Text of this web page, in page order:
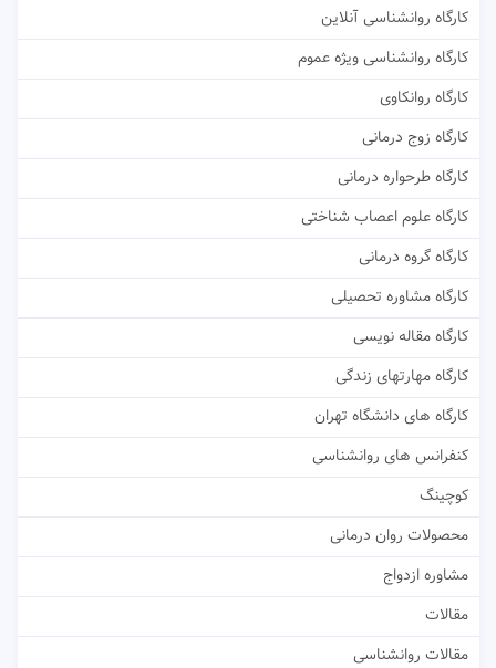
کارگاه روانشناسی آنلاین
کارگاه روانشناسی ویژه عموم
کارگاه روانکاوی
کارگاه زوج درمانی
کارگاه طرحواره درمانی
کارگاه علوم اعصاب شناختی
کارگاه گروه درمانی
کارگاه مشاوره تحصیلی
کارگاه مقاله نویسی
کارگاه مهارتهای زندگی
کارگاه های دانشگاه تهران
کنفرانس های روانشناسی
کوچینگ
محصولات روان درمانی
مشاوره ازدواج
مقالات
مقالات روانشناسی